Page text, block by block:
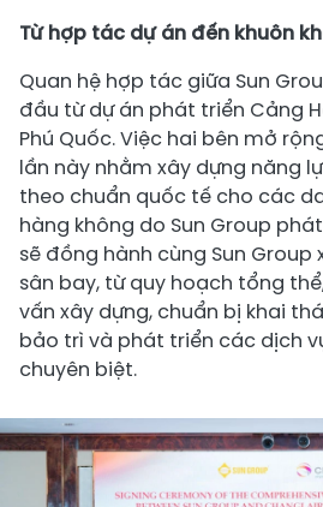
Từ hợp tác dự án đến khuôn
Quan hệ hợp tác giữa Sun
đầu từ dự án phát triển Cảng
Phú Quốc. Việc hai bên mở
lần này nhằm xây dựng năng
theo chuẩn quốc tế cho các
hàng không do Sun Group
sẽ đồng hành cùng Sun
sân bay, từ quy hoạch tổng
vấn xây dựng, chuẩn bị khai
bảo trì và phát triển các dịch
chuyên biệt.